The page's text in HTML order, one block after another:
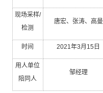
现场采样/
检测
唐宏、张涛、高曼
时间 2021年3月 15 日
用人单位
陪同人
邹经理